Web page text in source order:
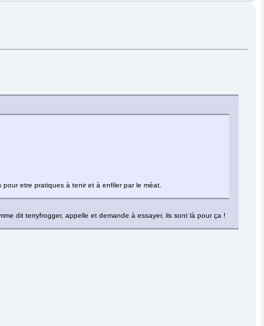
etre pratiques à tenir et à enfiler par le méat.
dit terryfrogger, appelle et demande à essayer, ils sont là pour ça !